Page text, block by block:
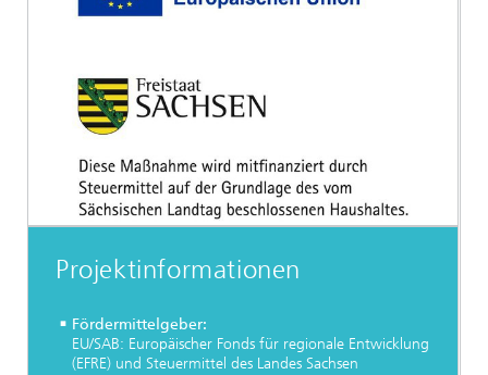
Projektinformationen
Fördermittelgeber:
EU/SAB: Europäischer Fonds für regionale Entwicklung
(EFRE) und Steuermittel des Landes Sachsen